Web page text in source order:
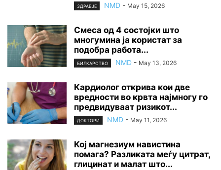
ЗДРАВЈЕ NMD - May 15, 2026
Смеса од 4 состојки што
многумина ја користат за
подобра работа...
БИЛКАРСТВО NMD - May 13, 2026
Кардиолог открива кои две
вредности во крвта најмногу го
предвидуваат ризикот...
ДОКТОРИ NMD - May 11, 2026
Кој магнезиум навистина
помага? Разликата меѓу цитрат,
глицинат и малат што...